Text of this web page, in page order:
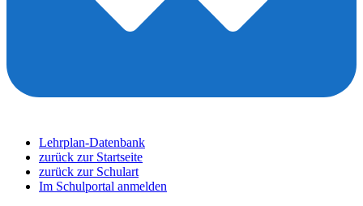
Lehrplan-Datenbank
zurück zur Startseite
zurück zur Schulart
Im Schulportal anmelden